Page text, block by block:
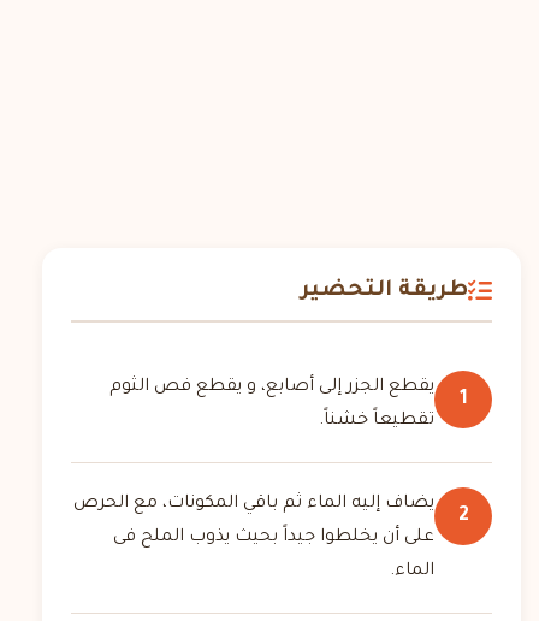
طريقة التحضير
1
يقطع الجزر إلى أصابع، و يقطع فص الثوم
تقطيعاً خشناً.
2
يضاف إليه الماء ثم باقي المكونات، مع الحرص
على أن يخلطوا جيداً بحيث يذوب الملح فى
الماء.